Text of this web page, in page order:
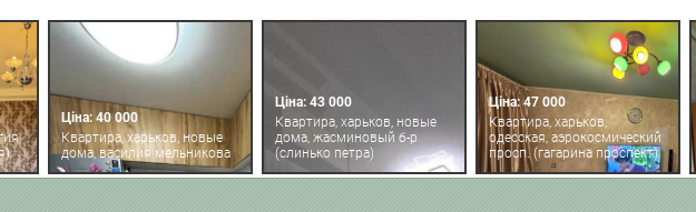
Ціна: 40 000
Квартира, харьков, новые
дома, василия мельникова
Ціна: 43 000
Квартира, харьков, новые
дома, жасминовый б-р
(слинько петра)
Ціна: 47 000
Квартира, харьков,
одесская, аэрокосмический
просп. (гагарина проспект)